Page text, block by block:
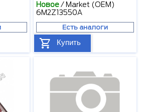
Новое/ Market (OEM)
6M2Z13550A
Есть аналоги
Купить